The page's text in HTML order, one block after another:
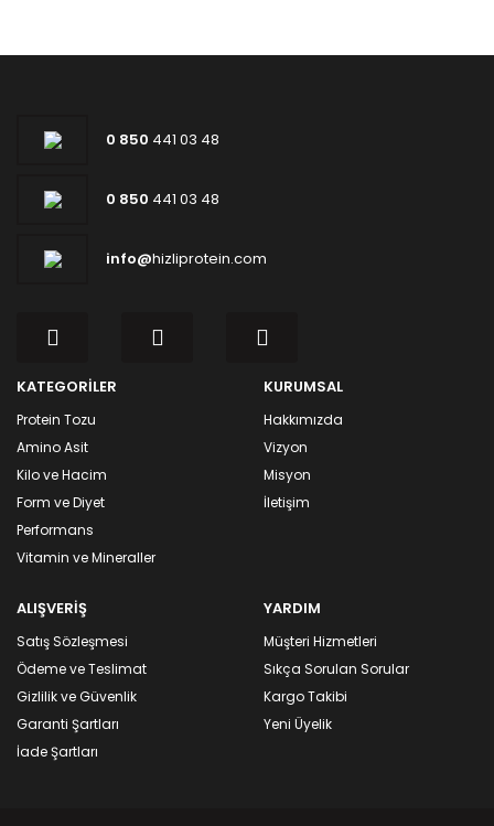
0 850 441 03 48
0 850 441 03 48
info@hizliprotein.com
KATEGORİLER
Protein Tozu
Amino Asit
Kilo ve Hacim
Form ve Diyet
Performans
Vitamin ve Mineraller
KURUMSAL
Hakkımızda
Vizyon
Misyon
İletişim
ALIŞVERİŞ
Satış Sözleşmesi
Ödeme ve Teslimat
Gizlilik ve Güvenlik
Garanti Şartları
İade Şartları
YARDIM
Müşteri Hizmetleri
Sıkça Sorulan Sorular
Kargo Takibi
Yeni Üyelik